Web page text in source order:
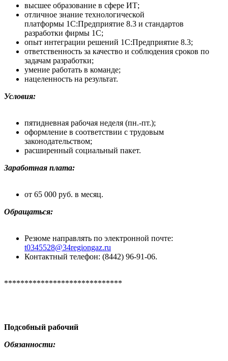
высшее образование в сфере ИТ;
отличное знание технологической
платформы 1С:Предприятие 8.3 и стандартов
разработки фирмы 1С;
опыт интеграции решений 1С:Предприятие 8.3;
ответственность за качество и соблюдения сроков по
задачам разработки;
умение работать в команде;
нацеленность на результат.
Условия:
пятидневная рабочая неделя (пн.-пт.);
оформление в соответствии с трудовым
законодательством;
расширенный социальный пакет.
Заработная плата:
от 65 000 руб. в месяц.
Обращаться:
Резюме направлять по электронной почте:
t0345528@34regiongaz.ru
Контактный телефон: (8442) 96-91-06.
*****************************
Подсобный рабочий
Обязанности: